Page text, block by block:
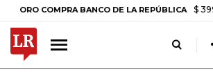
COMPRA BANCO DE LA REPÚBLICA $ 399.745,16